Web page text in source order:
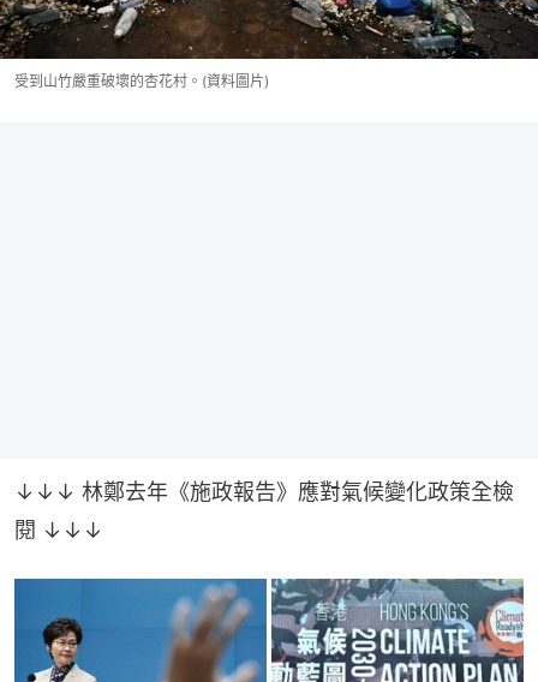
受到山竹嚴重破壞的杏花村。(資料圖片)
↓↓↓ 林鄭去年《施政報告》應對氣候變化政策全檢
閱 ↓↓↓